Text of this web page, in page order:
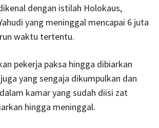
dengan istilah Holokaus,
yang meninggal mencapai 6 juta
waktu tertentu.
pekerja paksa hingga dibiarkan
yang sengaja dikumpulkan dan
kamar yang sudah diisi zat
hingga meninggal.